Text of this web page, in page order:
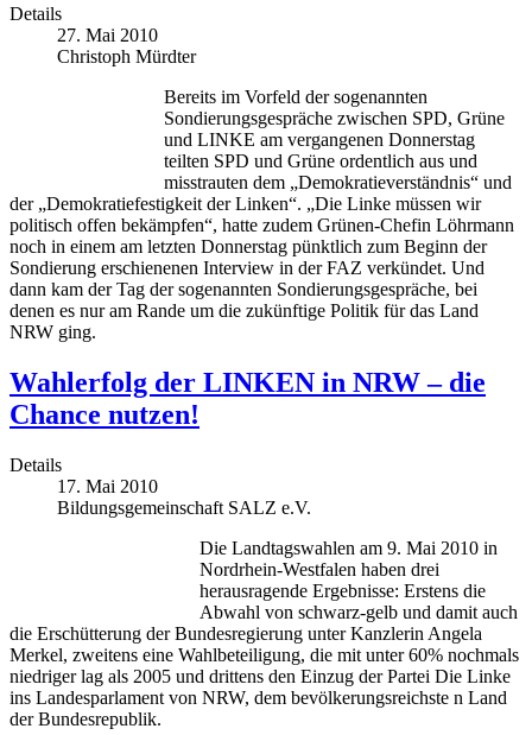
Details
27. Mai 2010
Christoph Mürdter
Bereits im Vorfeld der sogenannten
Sondierungsgespräche zwischen SPD, Grüne
und LINKE am vergangenen Donnerstag
teilten SPD und Grüne ordentlich aus und
misstrauten dem „Demokratieverständnis“ und
der „Demokratiefestigkeit der Linken“. „Die Linke müssen wir
politisch offen bekämpfen“, hatte zudem Grünen-Chefin Löhrmann
noch in einem am letzten Donnerstag pünktlich zum Beginn der
Sondierung erschienenen Interview in der FAZ verkündet. Und
dann kam der Tag der sogenannten Sondierungsgespräche, bei
denen es nur am Rande um die zukünftige Politik für das Land
NRW ging.
Wahlerfolg der LINKEN in NRW – die
Chance nutzen!
Details
17. Mai 2010
Bildungsgemeinschaft SALZ e.V.
Die Landtagswahlen am 9. Mai 2010 in
Nordrhein-Westfalen haben drei
herausragende Ergebnisse: Erstens die
Abwahl von schwarz-gelb und damit auch
die Erschütterung der Bundesregierung unter Kanzlerin Angela
Merkel, zweitens eine Wahlbeteiligung, die mit unter 60% nochmals
niedriger lag als 2005 und drittens den Einzug der Partei Die Linke
ins Landesparlament von NRW, dem bevölkerungsreichste n Land
der Bundesrepublik.